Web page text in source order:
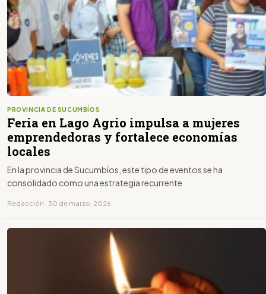
PROVINCIA DE SUCUMBÍOS
Feria en Lago Agrio impulsa a mujeres
emprendedoras y fortalece economías
locales
En la provincia de Sucumbíos, este tipo de eventos se ha
consolidado como una estrategia recurrente
Redacción · 30 de marzo, 2026